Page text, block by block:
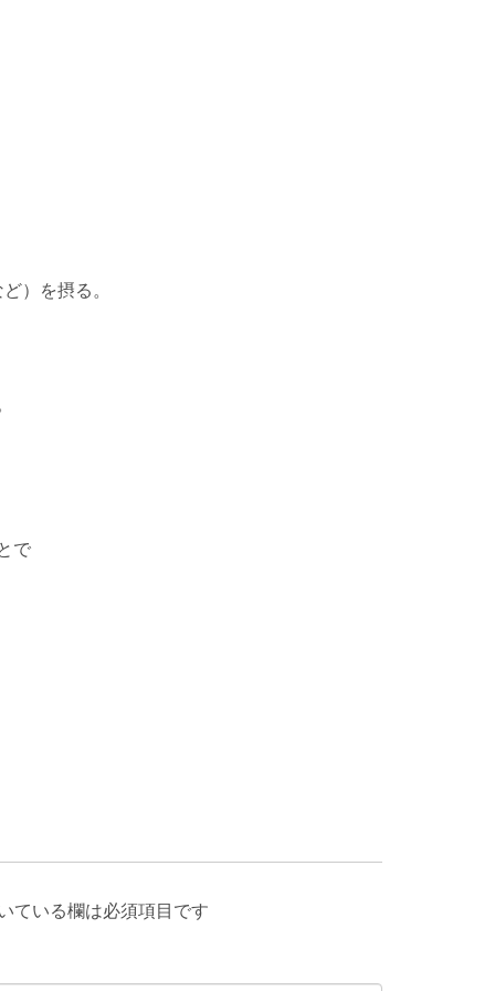
）を摂る。
で
ている欄は必須項目です